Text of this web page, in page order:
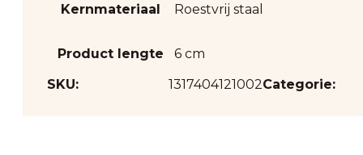
Kernmateriaal Roestvrij staal
Product lengte
6 cm
SKU:
1317404121002Categorie: